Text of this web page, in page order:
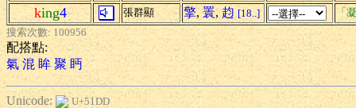
king4 張群顯 擎, 瞏, 赹 [18..]
「
搜索次數: 100956
配搭點:
氣 混 眸 聚 眄
Unicode:
U+51DD